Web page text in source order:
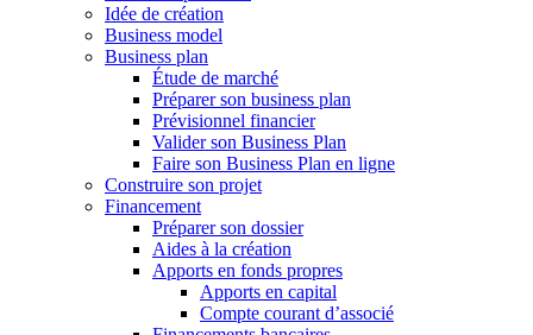
Idée de création
Business model
Business plan
Étude de marché
Préparer son business plan
Prévisionnel financier
Valider son Business Plan
Faire son Business Plan en ligne
Construire son projet
Financement
Préparer son dossier
Aides à la création
Apports en fonds propres
Apports en capital
Compte courant d’associé